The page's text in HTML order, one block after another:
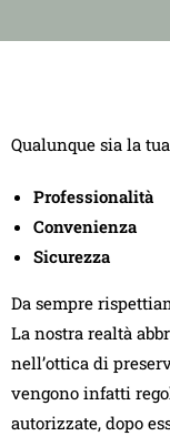
Qualunque sia la
Professionalità
Convenienza
Sicurezza
Da sempre
La nostra realtà
nell’ottica di
vengono infatti
autorizzate, dopo